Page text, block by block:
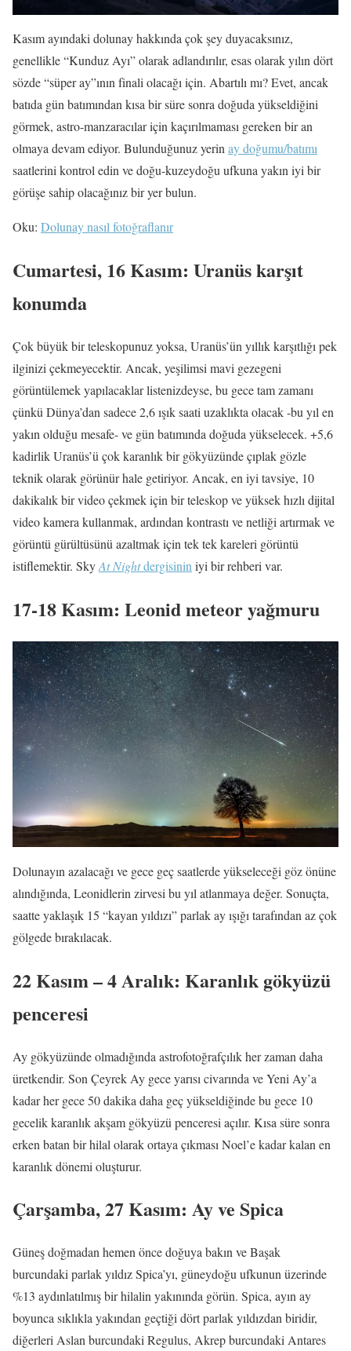
Kasım ayındaki dolunay hakkında çok şey duyacaksınız,
genellikle “Kunduz Ayı” olarak adlandırılır, esas olarak yılın dört
sözde “süper ay”ının finali olacağı için. Abartılı mı? Evet, ancak
batıda gün batımından kısa bir süre sonra doğuda yükseldiğini
görmek, astro-manzaracılar için kaçırılmaması gereken bir an
olmaya devam ediyor. Bulunduğunuz yerin ay doğumu/batımı
saatlerini kontrol edin ve doğu-kuzeydoğu ufkuna yakın iyi bir
görüşe sahip olacağınız bir yer bulun.
Oku: Dolunay nasıl fotoğraflanır
Cumartesi, 16 Kasım: Uranüs karşıt
konumda
Çok büyük bir teleskopunuz yoksa, Uranüs’ün yıllık karşıtlığı pek
ilginizi çekmeyecektir. Ancak, yeşilimsi mavi gezegeni
görüntülemek yapılacaklar listenizdeyse, bu gece tam zamanı
çünkü Dünya’dan sadece 2,6 ışık saati uzaklıkta olacak -bu yıl en
yakın olduğu mesafe- ve gün batımında doğuda yükselecek. +5,6
kadirlik Uranüs’ü çok karanlık bir gökyüzünde çıplak gözle
teknik olarak görünür hale getiriyor. Ancak, en iyi tavsiye, 10
dakikalık bir video çekmek için bir teleskop ve yüksek hızlı dijital
video kamera kullanmak, ardından kontrastı ve netliği artırmak ve
görüntü gürültüsünü azaltmak için tek tek kareleri görüntü
istiflemektir. SkyAt Nightdergisinin iyi bir rehberi var.
17-18 Kasım: Leonid meteor yağmuru
Dolunayın azalacağı ve gece geç saatlerde yükseleceği göz önüne
alındığında, Leonidlerin zirvesi bu yıl atlanmaya değer. Sonuçta,
saatte yaklaşık 15 “kayan yıldızı” parlak ay ışığı tarafından az çok
gölgede bırakılacak.
22 Kasım – 4 Aralık: Karanlık gökyüzü
penceresi
Ay gökyüzünde olmadığında astrofotoğrafçılık her zaman daha
üretkendir. Son Çeyrek Ay gece yarısı civarında ve Yeni Ay’a
kadar her gece 50 dakika daha geç yükseldiğinde bu gece 10
gecelik karanlık akşam gökyüzü penceresi açılır. Kısa süre sonra
erken batan bir hilal olarak ortaya çıkması Noel’e kadar kalan en
karanlık dönemi oluşturur.
Çarşamba, 27 Kasım: Ay ve Spica
Güneş doğmadan hemen önce doğuya bakın ve Başak
burcundaki parlak yıldız Spica’yı, güneydoğu ufkunun üzerinde
%13 aydınlatılmış bir hilalin yakınında görün. Spica, ayın ay
boyunca sıklıkla yakından geçtiği dört parlak yıldızdan biridir,
diğerleri Aslan burcundaki Regulus, Akrep burcundaki Antares